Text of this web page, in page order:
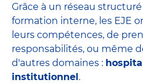
Grâce à un réseau
formation interne, les EJE
leurs compétences, de
responsabilités, ou même
d'autres domaines :
institutionnel.